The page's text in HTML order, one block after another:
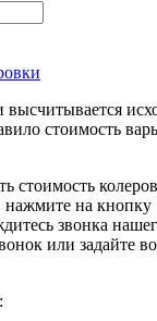
высчитывается
стоимость
стоимость
нажмите на кнопку
звонка
или задайте